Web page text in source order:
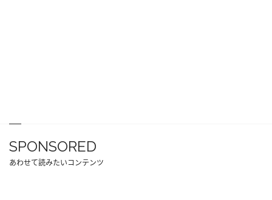
SPONSORED
あわせて読みたいコンテンツ